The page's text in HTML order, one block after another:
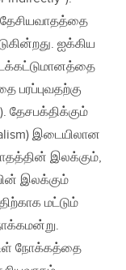
ஐக்கிய
பரப்புவதற்கு
தேசபக்திக்கும்
இடையிலான
இலக்கும்,
இலக்கும்
மட்டும்
நோக்கத்தை